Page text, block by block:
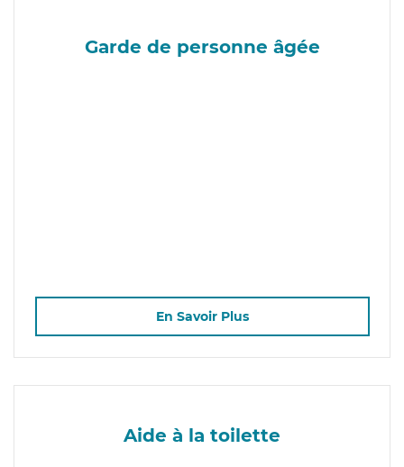
Garde de personne âgée
En Savoir Plus
Aide à la toilette